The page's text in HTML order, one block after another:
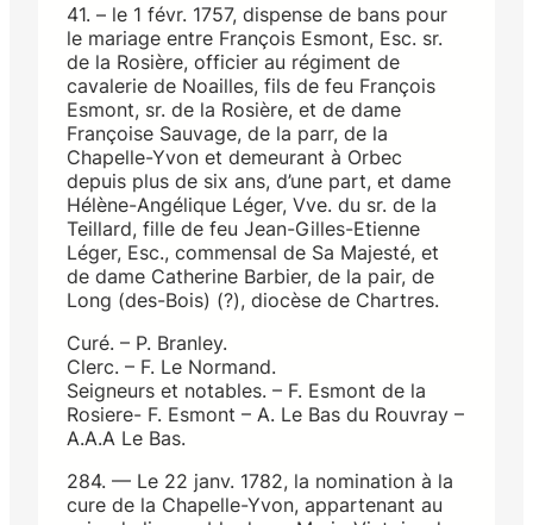
41. – le 1 févr. 1757, dispense de bans pour
le mariage entre François Esmont, Esc. sr.
de la Rosière, officier au régiment de
cavalerie de Noailles, fils de feu François
Esmont, sr. de la Rosière, et de dame
Françoise Sauvage, de la parr, de la
Chapelle-Yvon et demeurant à Orbec
depuis plus de six ans, d’une part, et dame
Hélène-Angélique Léger, Vve. du sr. de la
Teillard, fille de feu Jean-Gilles-Etienne
Léger, Esc., commensal de Sa Majesté, et
de dame Catherine Barbier, de la pair, de
Long (des-Bois) (?), diocèse de Chartres.
Curé. – P. Branley.
Clerc. – F. Le Normand.
Seigneurs et notables. – F. Esmont de la
Rosiere- F. Esmont – A. Le Bas du Rouvray –
A.A.A Le Bas.
284. — Le 22 janv. 1782, la nomination à la
cure de la Chapelle-Yvon, appartenant au